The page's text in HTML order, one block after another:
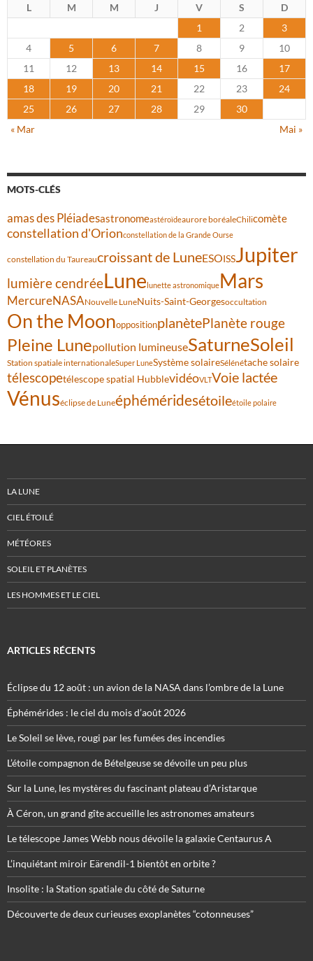
L M M J V S
D
1
2
3
4
5 6 7 8 9
10
11
12 13 14 15 16
17
18
19 20 21 22 23
24
25
26 27 28 29
30
« Mar
Mai »
MOTS-CLÉS
amas des Pléiadesastronomeastéroïdeaurore boréaleChilicomète
constellation d'Orionconstellation de la Grande Ourse
constellation du Taureaucroissant de LuneESOISSJupiter
lumière cendréeLune lunette astronomiqueMars
MercureNASANouvelle LuneNuits-Saint-Georgesoccultation
On the MoonoppositionplanètePlanète rouge
Pleine Lunepollution lumineuseSaturneSoleil
Station spatiale internationaleSuper LuneSystème solaireSélénétache solaire
télescopetélescope spatial HubblevidéoVLTVoie lactée
Vénuséclipse de Luneéphéméridesétoileétoile polaire
LA LUNE
CIEL ÉTOILÉ
MÉTÉORES
SOLEIL ET PLANÈTES
LES HOMMES ET LE CIEL
ARTICLES RÉCENTS
Éclipse du 12 août : un avion de la NASA dans l’ombre de la Lune
Éphémérides : le ciel du mois d’août 2026
Le Soleil se lève, rougi par les fumées des incendies
L’étoile compagnon de Bételgeuse se dévoile un peu plus
Sur la Lune, les mystères du fascinant plateau d’Aristarque
À Céron, un grand gîte accueille les astronomes amateurs
Le télescope James Webb nous dévoile la galaxie Centaurus A
L’inquiétant miroir Eärendil-1 bientôt en orbite ?
Insolite : la Station spatiale du côté de Saturne
Découverte de deux curieuses exoplanètes “cotonneuses”